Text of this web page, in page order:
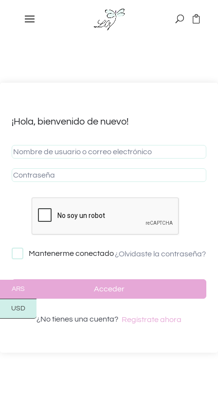
¡Hola, bienvenido de nuevo!
Mantenerme conectado¿Olvidaste la contraseña?
Acceder
¿No tienes una cuenta? Regístrate ahora
ARS
USD